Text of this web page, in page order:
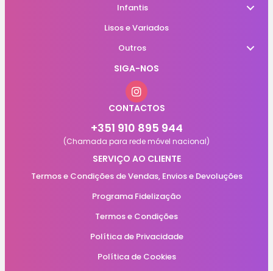
Infantis
Lisos e Variados
Outros
SIGA-NOS
CONTACTOS
+351 910 895 944
(Chamada para rede móvel nacional)
SERVIÇO AO CLIENTE
Termos e Condições de Vendas, Envios e Devoluções
Programa Fidelização
Termos e Condições
Política de Privacidade
Política de Cookies